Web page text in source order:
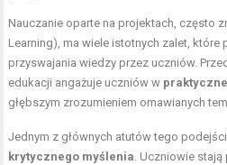
Nauczanie oparte na projektach, często
Learning), ma wiele istotnych zalet, które
przyswajania wiedzy przez uczniów.
edukacji angażuje uczniów w
głębszym zrozumieniem omawianych
Jednym z głównych atutów tego
krytycznego myślenia . Uczniowie